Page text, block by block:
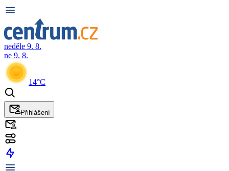
neděle 9. 8.
ne 9. 8.
14°C
Přihlášení